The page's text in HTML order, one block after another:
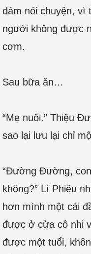
dám nói chuyện, vì
người không được
cơm.
Sau bữa ăn…
“Mẹ nuôi.” Thiệu
sao lại lưu lại chỉ
“Đường Đường,
không?” Lí Phiêu
hơn mình một cái
được ở cửa cô nhi
được một tuổi,